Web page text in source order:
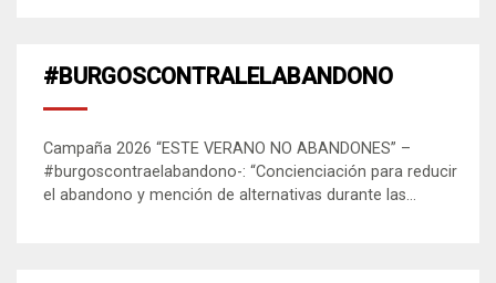
#BURGOSCONTRALELABANDONO
Campaña 2026 “ESTE VERANO NO ABANDONES” –
#burgoscontraelabandono-: “Concienciación para reducir
el abandono y mención de alternativas durante las...